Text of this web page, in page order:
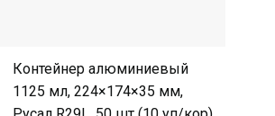
Контейнер алюминиевый
1125 мл, 224×174×35 мм,